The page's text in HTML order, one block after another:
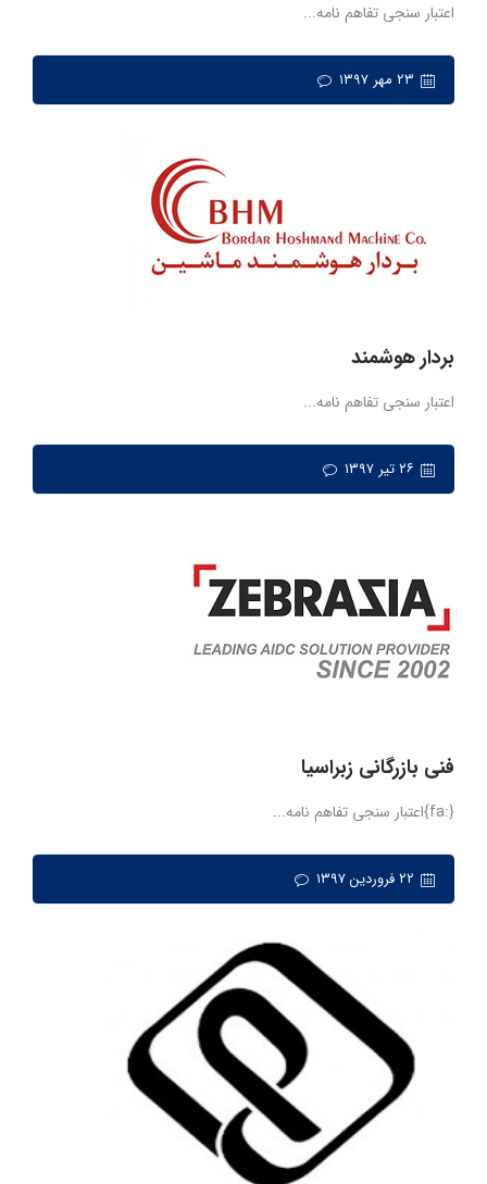
اعتبار سنجی تفاهم نامه...
بردار هوشمند
اعتبار سنجی تفاهم نامه...
فنی بازرگانی زبراسیا
{:fa}اعتبار سنجی تفاهم نامه...